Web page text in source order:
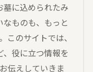
墓に込められたみ
ものも、もっと
このサイトでは、
役に立つ情報を
伝えしていきま